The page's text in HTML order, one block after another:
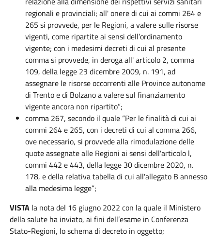
regionali e provinciali; all' onere di cui ai commi 264 e
265 si provvede, per le Regioni, a valere sulle risorse
vigenti, come ripartite ai sensi dell’ordinamento
vigente; con i medesimi decreti di cui al presente
comma si provvede, in deroga all' articolo 2, comma
109, della legge 23 dicembre 2009, n. 191, ad
assegnare le risorse occorrenti alle Province autonome
di Trento e di Bolzano a valere sul finanziamento
vigente ancora non ripartito”;
comma 267, secondo il quale “Per le finalità di cui ai
commi 264 e 265, con i decreti di cui al comma 266,
ove necessario, si provvede alla rimodulazione delle
quote assegnate alle Regioni ai sensi dell'articolo l,
commi 442 e 443, della legge 30 dicembre 2020, n.
178, e della relativa tabella di cui all'allegato B annesso
alla medesima legge”;
VISTA la nota del 16 giugno 2022 con la quale il Ministero
della salute ha inviato, ai fini dell’esame in Conferenza
Stato-Regioni, lo schema di decreto in oggetto;